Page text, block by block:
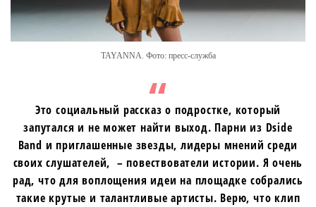
TAYANNA. Фото: пресс-служба
Это социальный рассказ о подростке, который
запутался и не может найти выход. Парни из Dside
Band и приглашенные звезды, лидеры мнений среди
своих слушателей, – повествователи истории. Я очень
рад, что для воплощения идеи на площадке собрались
такие крутые и талантливые артисты. Верю, что клип